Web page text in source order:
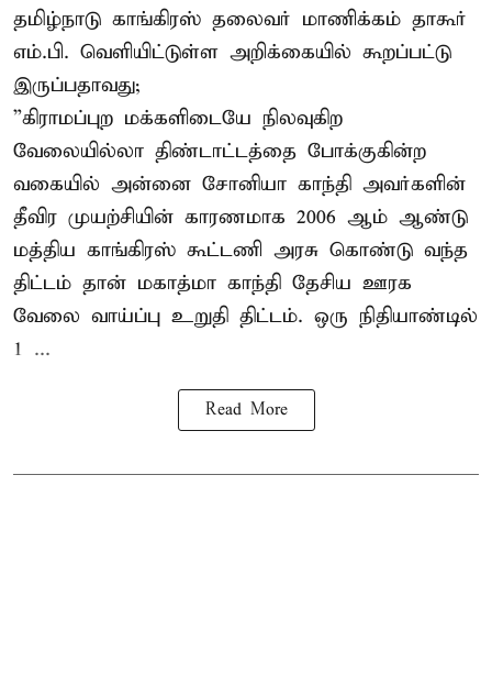
தமிழ்நாடு காங்கிரஸ் தலைவர் மாணிக்கம் தாகூர்
எம்.பி. வெளியிட்டுள்ள அறிக்கையில் கூறப்பட்டு
இருப்பதாவது;
”கிராமப்புற மக்களிடையே நிலவுகிற
வேலையில்லா திண்டாட்டத்தை போக்குகின்ற
வகையில் அன்னை சோனியா காந்தி அவர்களின்
தீவிர முயற்சியின் காரணமாக 2006 ஆம் ஆண்டு
மத்திய காங்கிரஸ் கூட்டணி அரசு கொண்டு வந்த
திட்டம் தான் மகாத்மா காந்தி தேசிய ஊரக
வேலை வாய்ப்பு உறுதி திட்டம். ஒரு நிதியாண்டில்
1 ...
Read More